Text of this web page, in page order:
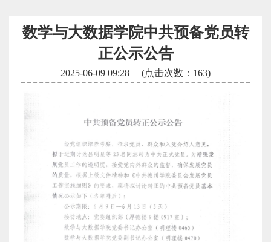
数学与大数据学院中共预备党员转
正公示公告
2025-06-09 09:28 (点击次数： 163)